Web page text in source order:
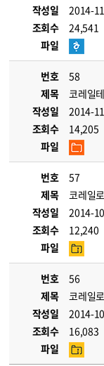
작성일
2014-
조회수
24,541
파일
번호
58
제목
코레일
작성일
2014-
조회수
14,205
파일
번호
57
제목
코레일
작성일
2014-
조회수
12,240
파일
번호
56
제목
코레일
작성일
2014-
조회수
16,083
파일